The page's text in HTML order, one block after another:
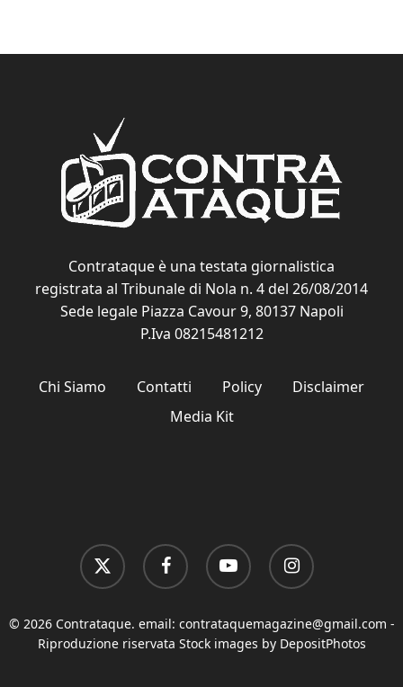
Contrataque è una testata giornalistica
registrata al Tribunale di Nola n. 4 del 26/08/2014
Sede legale Piazza Cavour 9, 80137 Napoli
P.Iva 08215481212
Chi Siamo Contatti Policy
Disclaimer
Media Kit
x-
twitter
facebook youtube instagram
© 2026 Contrataque. email: contrataquemagazine@gmail.com -
Riproduzione riservata Stock images by DepositPhotos